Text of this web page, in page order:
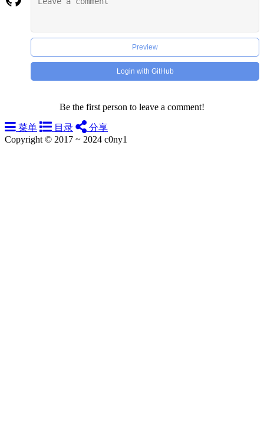
Preview
Login with GitHub
Be the first person to leave a comment!
菜单 目录
分享
Copyright © 2017 ~ 2024 c0ny1